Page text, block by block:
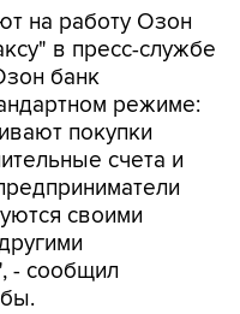
на работу Озон
в пресс-службе
банк
режиме:
покупки
счета и
своими
- сообщил